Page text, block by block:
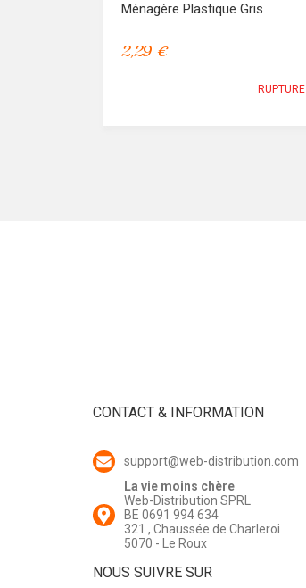
Ménagère Plastique Gris
2,29 €
RUPTURE
CONTACT & INFORMATION
support@web-distribution.com
La vie moins chère
Web-Distribution SPRL
BE 0691 994 634
321 , Chaussée de Charleroi
5070 - Le Roux
NOUS SUIVRE SUR